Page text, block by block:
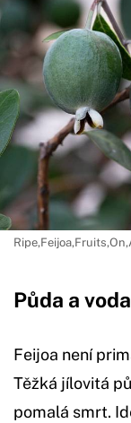
Půda a
Feijoa není
Těžká jílovitá
pomalá smrt.